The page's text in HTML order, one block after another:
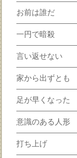
お前は誰だ
一円で暗殺
言い返せない
家から出ずとも
足が早くなった
意識のある人形
打ち上げ